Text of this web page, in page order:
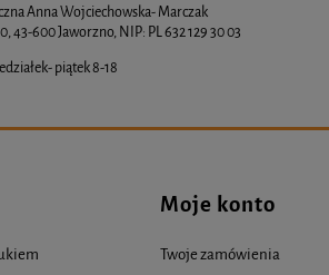
Anna Wojciechowska- Marczak
43-600 Jaworzno, NIP: PL 632 129 30 03
piątek 8-18
Moje konto
Twoje zamówienia